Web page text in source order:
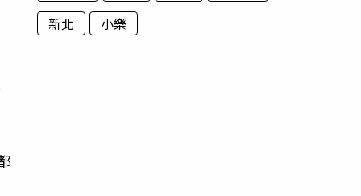
新北
小樂